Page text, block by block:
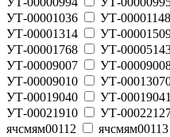
УТ-00001036
УТ-00001148
УТ-00001314
УТ-
УТ-00001768
УТ-
УТ-00009007
УТ-
УТ-00009010
УТ-
УТ-00019040
УТ-00019041
УТ-00021910
УТ-
ячсмям00112
ячсмям00113